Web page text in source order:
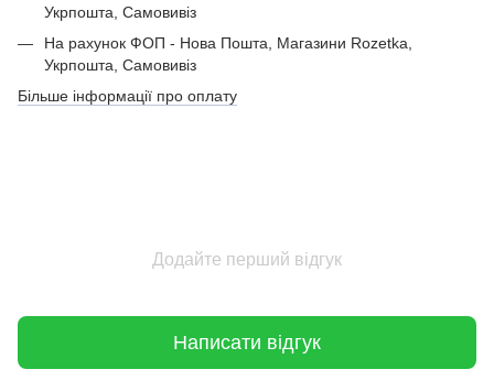
Укрпошта, Самовивіз
На рахунок ФОП - Нова Пошта, Магазини Rozetka,
Укрпошта, Самовивіз
Більше інформації про оплату
Додайте перший відгук
Написати відгук